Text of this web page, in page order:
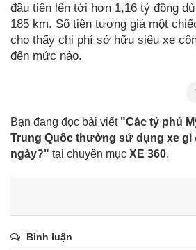
đầu tiên lên tới hơn 1,16 tỷ đồng
185 km. Số tiền tương giá một
cho thấy chi phí sở hữu siêu xe
đến mức nào.
Bạn đang đọc bài viết "Các tỷ phú
Trung Quốc thường sử dụng xe gì
ngày?" tại chuyên mục XE 360.
Bình luận